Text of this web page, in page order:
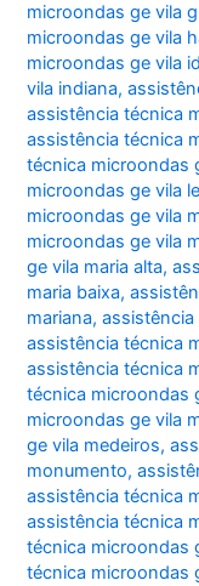
microondas ge vila
microondas ge vila
microondas ge vila
vila indiana,
assistência técnica
assistência técnica
técnica microondas
microondas ge vila
microondas ge vila
microondas ge vila
ge vila maria alta,
maria baixa,
mariana,
assistência técnica
assistência técnica
técnica microondas
microondas ge vila
ge vila medeiros,
monumento,
assistência técnica
assistência técnica
técnica microondas
técnica microondas